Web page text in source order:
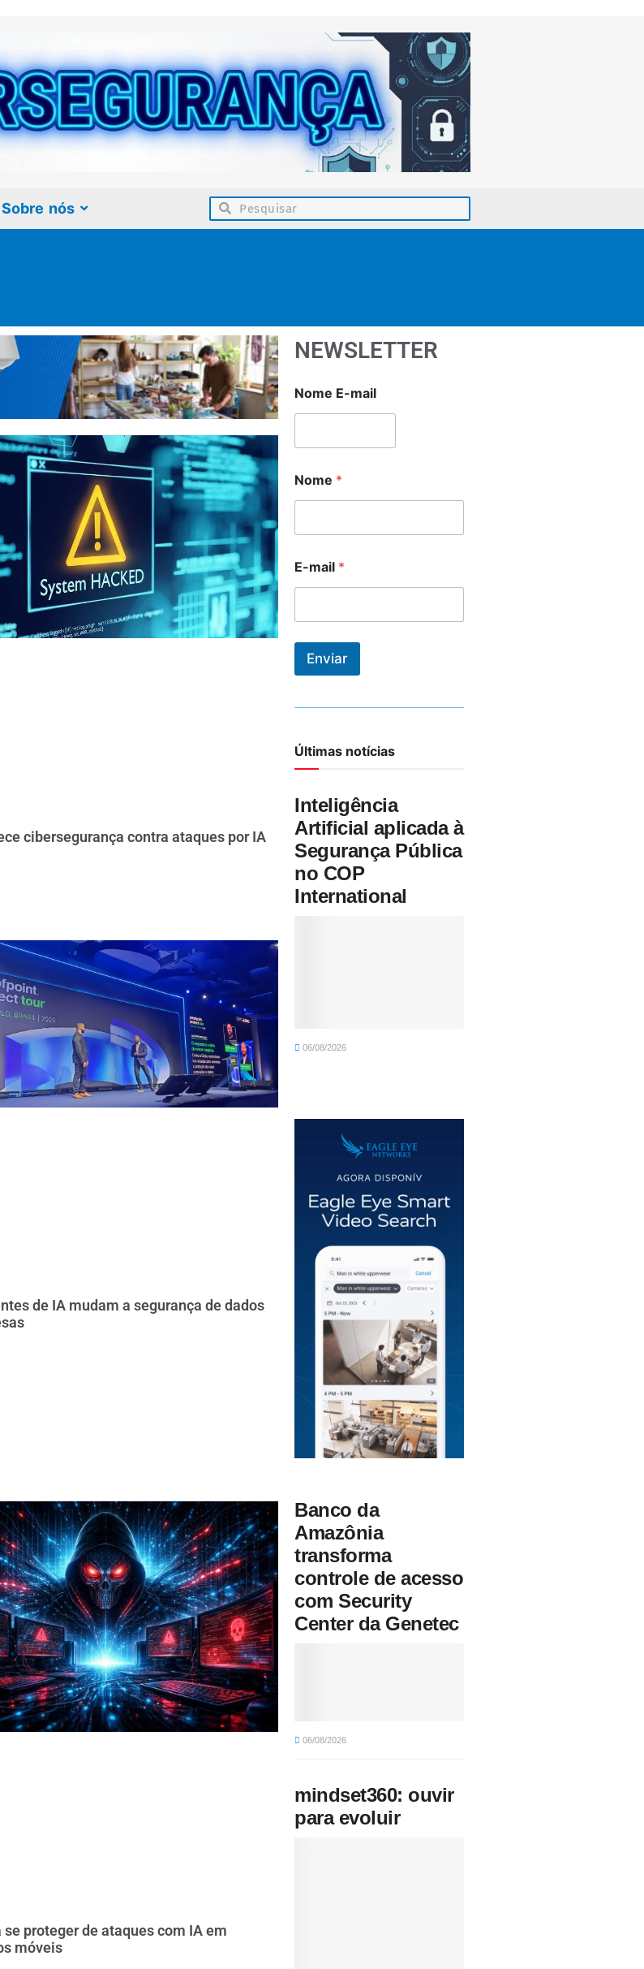
Sobre nós
cibersegurança contra ataques por IA
de IA mudam a segurança de dados
se proteger de ataques com IA em
móveis
NEWSLETTER
Nome E-mail
Nome *
E-mail *
Enviar
Últimas notícias
Inteligência
Artificial aplicada à
Segurança Pública
no COP
International
06/08/2026
Banco da
Amazônia
transforma
controle de acesso
com Security
Center da Genetec
06/08/2026
mindset360: ouvir
para evoluir